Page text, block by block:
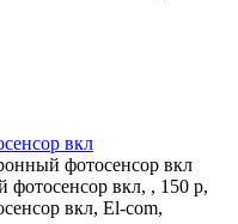
вкл
фотосенсор вкл
вкл, , 150 р,
вкл, El-com,